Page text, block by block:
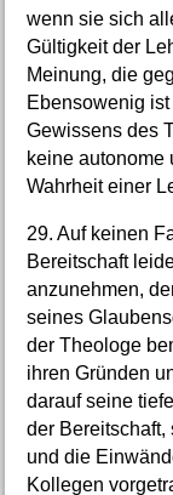
wenn sie sich
Gültigkeit der
Meinung, die
Ebensowenig
Gewissens des
keine autonome
Wahrheit einer
29. Auf keinen
Bereitschaft
anzunehmen,
seines
der Theologe
ihren Gründen
darauf seine
der
und die
Kollegen